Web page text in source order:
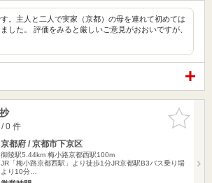
。主人と二人で実家（京都）の母を連れて初めては
した。 評価をみると厳しいご意見がおおいですが、
お気に入
りに追加
0 件
京都府 / 京都市下京区
御陵駅5.44km 梅小路京都西駅100m
JR「梅小路京都西駅」より徒歩1分JR京都駅B3バス乗り場
より10分…